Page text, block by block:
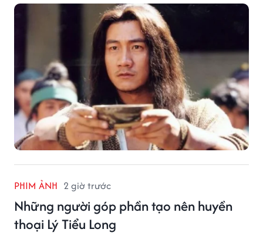
PHIM ẢNH 2 giờ trước
Những người góp phần tạo nên huyền
thoại Lý Tiểu Long